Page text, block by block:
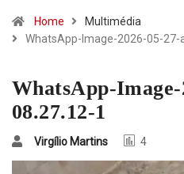
Home
Multimédia
WhatsApp-Image-2026-05-27-
WhatsApp-
08.27.12-1
Virgílio Martins 4